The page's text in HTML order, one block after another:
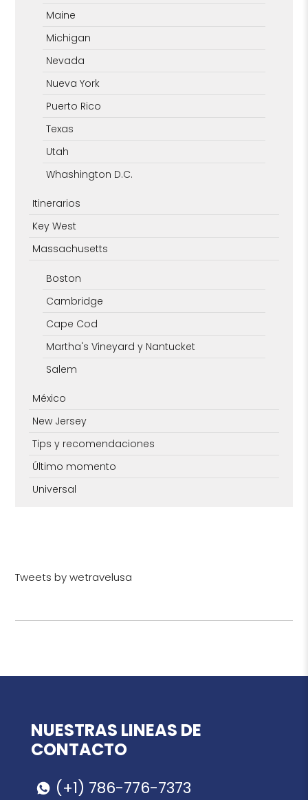
Maine
Michigan
Nevada
Nueva York
Puerto Rico
Texas
Utah
Whashington D.C.
Itinerarios
Key West
Massachusetts
Boston
Cambridge
Cape Cod
Martha's Vineyard y Nantucket
Salem
México
New Jersey
Tips y recomendaciones
Último momento
Universal
Tweets by wetravelusa
NUESTRAS LINEAS DE
CONTACTO
(+1) 786-776-7373